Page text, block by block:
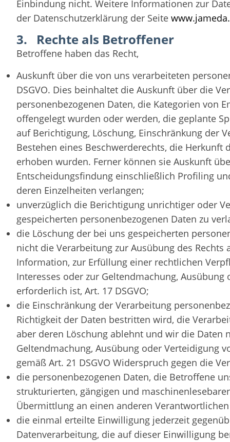
Einbindung nicht. Weitere Informationen zur
der Datenschutzerklärung der Seite
3. Rechte als Betroffener
Betroffene haben das Recht,
Auskunft über die von uns verarbeiteten
DSGVO. Dies beinhaltet die Auskunft über die
personenbezogenen Daten, die Kategorien von
offengelegt wurden oder werden, die geplante
auf Berichtigung, Löschung, Einschränkung der
Bestehen eines Beschwerderechts, die Herkunft
erhoben wurden. Ferner können sie Auskunft
Entscheidungsfindung einschließlich Profiling
deren Einzelheiten verlangen;
unverzüglich die Berichtigung unrichtiger oder
gespeicherten personenbezogenen Daten zu
die Löschung der bei uns gespeicherten
nicht die Verarbeitung zur Ausübung des
Information, zur Erfüllung einer rechtlichen
Interesses oder zur Geltendmachung,
erforderlich ist, Art. 17 DSGVO;
die Einschränkung der Verarbeitung
Richtigkeit der Daten bestritten wird, die
aber deren Löschung ablehnt und wir die Daten
Geltendmachung, Ausübung oder Verteidigung
gemäß Art. 21 DSGVO Widerspruch gegen die
die personenbezogenen Daten, die Betroffene
strukturierten, gängigen und
Übermittlung an einen anderen Verantwortlichen
die einmal erteilte Einwilligung jederzeit
Datenverarbeitung, die auf dieser Einwilligung